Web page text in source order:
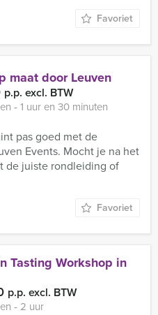
Favoriet
maat door Leuven
p.p. excl. BTW
‐ 1 uur en 30 minuten
pas goed met de
Events. Mocht je na het
de juiste rondleiding of
Favoriet
Tasting Workshop in
p.p. excl. BTW
‐ 2 uur